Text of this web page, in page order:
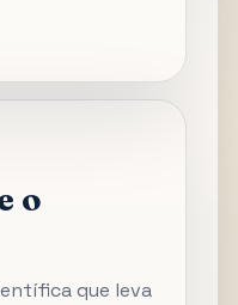
o
que leva